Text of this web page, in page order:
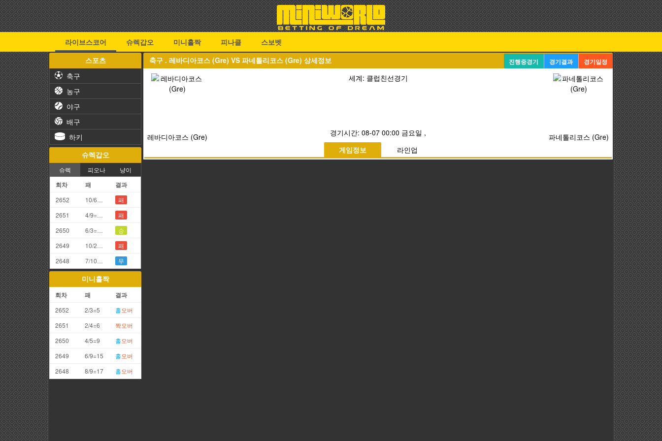
라이브스코어 슈렉갑오 미니홀짝 피나클
스보벳
스포츠
축구
농구
야구
배구
하키
슈렉갑오
슈렉 피오나 냥이
회차 패 결과
2652 10/6=6끗
패
2651
4/9=3끗
패
2650
6/3=9끗(갑오)
승
2649
10/2=2끗
패
2648
7/10=7끗 무
미니홀짝
회차 패 결과
2652 2/3=5 홀오버
2651
2/4=6 짝오버
2650
4/5=9 홀오버
2649
6/9=15 홀오버
2648
8/9=17 홀오버
축구 . 레바디아코스 (Gre) VS 파네톨리코스 (Gre) 상세정보 진행중경기 경기결과 경기일정
레바디아코스 (Gre)
세계: 클럽친선경기
경기시간:08-07 00:00 금요일 ,
파네톨리코스 (Gre)
게임정보
라인업